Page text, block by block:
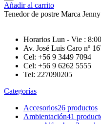
Añadir al carrito
Tenedor de postre Marca
Horarios Lun - Vie :
Av. José Luis Caro nº
Cel: +56 9 3449 7094
Cel: +56 9 6262 5555
Tel: 227090205
Categorías
Accesorios26 productos
Ambientación41